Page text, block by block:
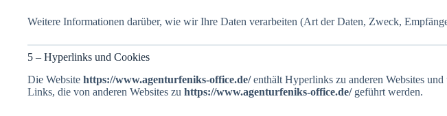
Weitere Informationen darüber, wie wir Ihre Daten verarbeiten (Art der Daten, Zweck,
5 – Hyperlinks und Cookies
Die Website https://www.agenturfeniks-office.de/enthält Hyperlinks zu anderen Websites
Links, die von anderen Websites zu https://www.agenturfeniks-office.de/geführt werden.